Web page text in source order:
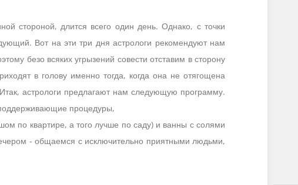
стороной, длится всего один день. Однако, с точки
Вот на эти три дня астрологи рекомендуют нам
безо всяких угрызений совести отставим в сторону
в голову именно тогда, когда она не отягощена
астрологи предлагают нам следующую программу.
процедуры,
по квартире, а того лучше по саду) и ванны с солями
- общаемся с исключительно приятными людьми,